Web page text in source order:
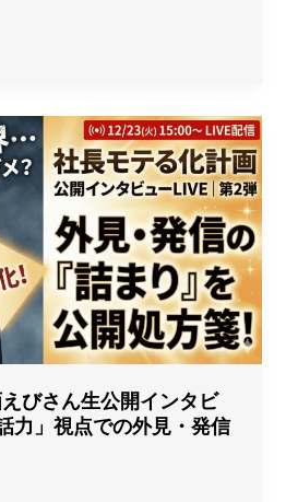
びさん生公開インタビ
力」視点での外見・発信